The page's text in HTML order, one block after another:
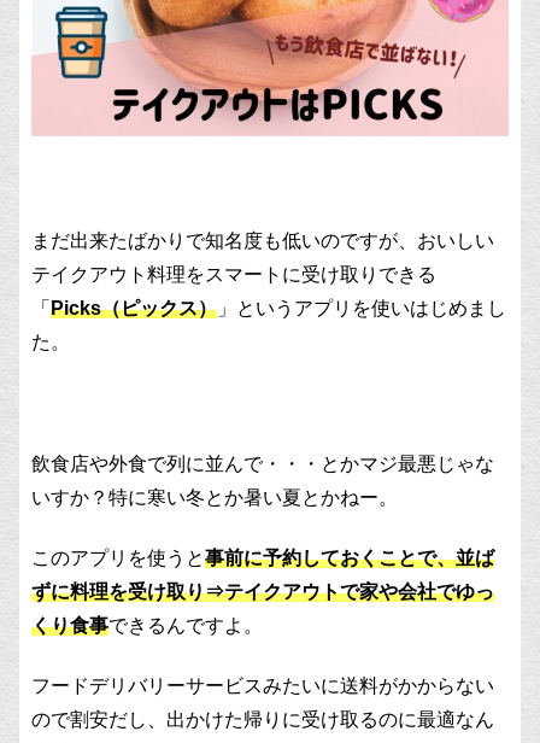
まだ出来たばかりで知名度も低いのですが、おいしい
テイクアウト料理をスマートに受け取りできる
「 Picks（ピックス） 」というアプリを使いはじめまし
た。
飲食店や外食で列に並んで・・・とかマジ最悪じゃな
いすか？特に寒い冬とか暑い夏とかねー。
このアプリを使うと事前に予約しておくことで、並ば
ずに料理を受け取り⇒テイクアウトで家や会社でゆっ
くり食事できるんですよ。
フードデリバリーサービスみたいに送料がかからない
ので割安だし、出かけた帰りに受け取るのに最適なん